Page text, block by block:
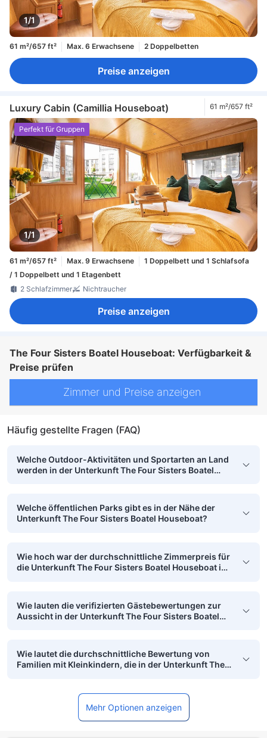
1/1
61 m²/657 ft² Max. 6 Erwachsene 2 Doppelbetten
Preise anzeigen
Luxury Cabin (Camillia Houseboat) 61 m²/657 ft²
1/1
Perfekt für Gruppen
61 m²/657 ft² Max. 9 Erwachsene
1 Doppelbett und 1 Schlafsofa
/ 1 Doppelbett und 1 Etagenbett
2 Schlafzimmer
Nichtraucher
Preise anzeigen
The Four Sisters Boatel Houseboat: Verfügbarkeit &
Preise prüfen
Zimmer und Preise anzeigen
Häufig gestellte Fragen (FAQ)
Welche Outdoor-Aktivitäten und Sportarten an Land
werden in der Unterkunft The Four Sisters Boatel
Welche öffentlichen Parks gibt es in der Nähe der
Unterkunft The Four Sisters Boatel Houseboat?
Wie hoch war der durchschnittliche Zimmerpreis für
die Unterkunft The Four Sisters Boatel Houseboat im
Wie lauten die verifizierten Gästebewertungen zur
Aussicht in der Unterkunft The Four Sisters Boatel
Wie lautet die durchschnittliche Bewertung von
Familien mit Kleinkindern, die in der Unterkunft The
Mehr Optionen anzeigen